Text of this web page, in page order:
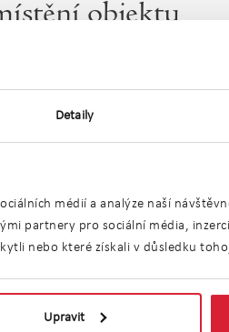
Detaily
médií a analýze naší
partnery pro sociální média,
nebo které získali v důsledku
Upravit
objektu